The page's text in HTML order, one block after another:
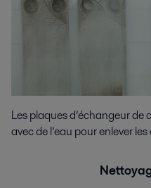
Les plaques d’échangeur
avec de l’eau pour enlever